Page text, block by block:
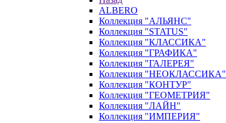
ALBERO
Коллекция "АЛЬЯНС"
Коллекция "STATUS"
Коллекция "КЛАССИКА"
Коллекция "ГРАФИКА"
Коллекция "ГАЛЕРЕЯ"
Коллекция "НЕОКЛАССИКА"
Коллекция "КОНТУР"
Коллекция "ГЕОМЕТРИЯ"
Коллекция "ЛАЙН"
Коллекция "ИМПЕРИЯ"